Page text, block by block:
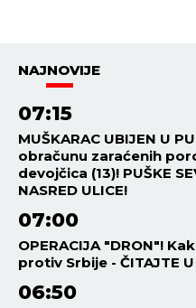
NAJNOVIJE
07:15
MUŠKARAC UBIJEN U
obračunu zaraćenih
devojčica (13)! PUŠKE
NASRED ULICE!
07:00
OPERACIJA "DRON"!
protiv Srbije - ČITAJTE U
06:50